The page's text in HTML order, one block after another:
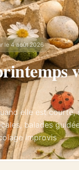
le 4 août 2026
elle est courte,
balades
improvis